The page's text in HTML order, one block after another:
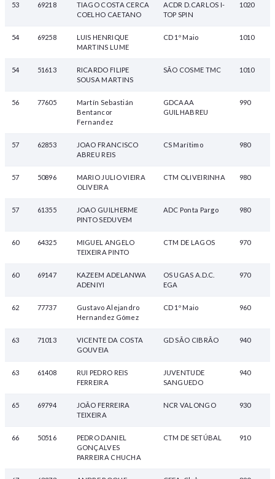
53 69218
TIAGO COSTA CERCA
COELHO CAETANO
ACDR D.CARLOS I-
TOP SPIN
1020
54 69258
LUIS HENRIQUE
MARTINS LUME
CD 1º Maio 1010
54 51613
RICARDO FILIPE
SOUSA MARTINS
SÃO COSME TMC 1010
56 77605
Martín Sebastián
Bentancor
Fernandez
GDCAAA
GUILHABREU
990
57 62853
JOAO FRANCISCO
ABREU REIS
CS Marítimo 980
57 50896
MARIO JULIO VIEIRA
OLIVEIRA
CTM OLIVEIRINHA 980
57 61355
JOAO GUILHERME
PINTO SEDUVEM
ADC Ponta Pargo 980
60 64325
MIGUEL ANGELO
TEIXEIRA PINTO
CTM DE LAGOS 970
60 69147
KAZEEM ADELANWA
ADENIYI
OS UGAS A.D.C.
EGA
970
62 77737
Gustavo Alejandro
Hernandez Gómez
CD 1º Maio 960
63 71013
VICENTE DA COSTA
GOUVEIA
GD SÃO CIBRÃO 940
63 61408
RUI PEDRO REIS
FERREIRA
JUVENTUDE
SANGUEDO
940
65 69794
JOÃO FERREIRA
TEIXEIRA
NCR VALONGO 930
66 50516
PEDRO DANIEL
GONÇALVES
PARREIRA CHUCHA
CTM DE SETÚBAL 910